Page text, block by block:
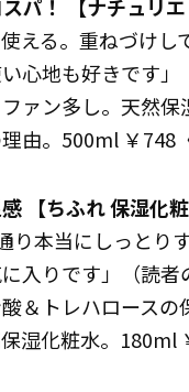
パ！ 【ナチュリエ
える。重ねづけ
心地も好きです」
ァン多し。天然
由。500ml ￥748
【ちふれ 保湿化
り本当にしっと
入りです」（読者
＆トレハロース
湿化粧水。180ml